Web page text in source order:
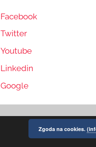
Facebook
Twitter
Youtube
Linkedin
Google
Zgoda na cookies.